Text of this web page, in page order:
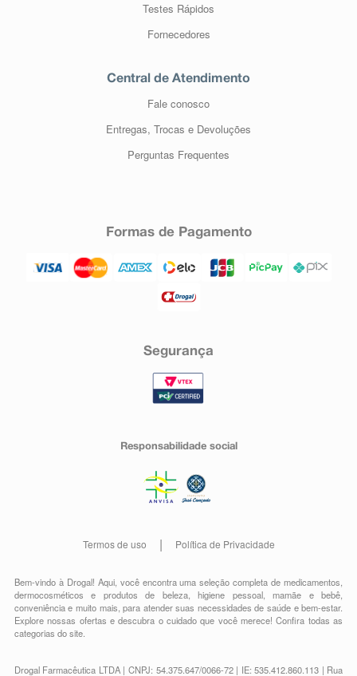
Testes Rápidos
Fornecedores
Central de Atendimento
Fale conosco
Entregas, Trocas e Devoluções
Perguntas Frequentes
Formas de Pagamento
Segurança
Responsabilidade social
Termos de uso Política de Privacidade
Bem-vindo à Drogal! Aqui, você encontra uma seleção completa demedicamentos
dermocosméticos e produtos de beleza,higiene pessoal,mamãe e bebê
conveniênciae muito mais, para atender suas necessidades de saúde e bem-estar.
Explore nossas ofertas e descubra o cuidado que você merece!Confira todas as
categorias do site.
Drogal Farmacêutica LTDA | CNPJ: 54.375.647/0066-72 | IE: 535.412.860.113 | Rua